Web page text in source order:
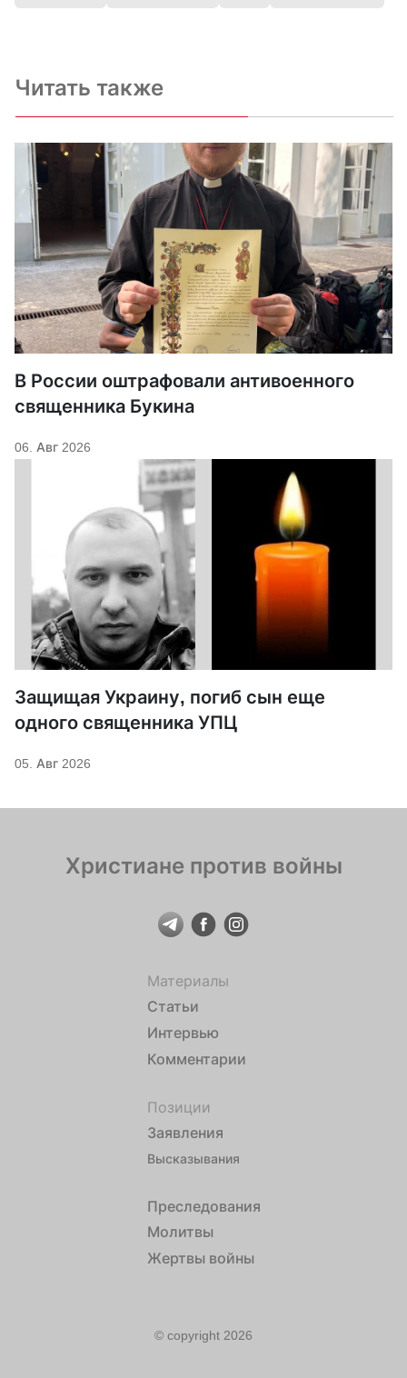
Читать также
В России оштрафовали антивоенного
священника Букина
06. Авг 2026
Защищая Украину, погиб сын еще
одного священника УПЦ
05. Авг 2026
Христиане против войны
Материалы
Статьи
Интервью
Комментарии
Позиции
Заявления
Высказывания
Преследования
Молитвы
Жертвы войны
© copyright 2026